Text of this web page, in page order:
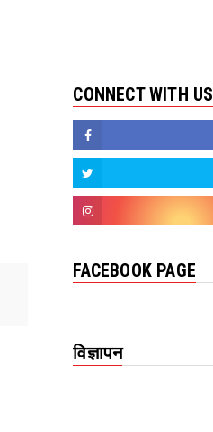
CONNECT WITH US
FACEBOOK PAGE
विज्ञापन